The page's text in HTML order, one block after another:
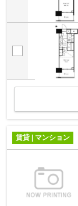
賃貸 | マンション